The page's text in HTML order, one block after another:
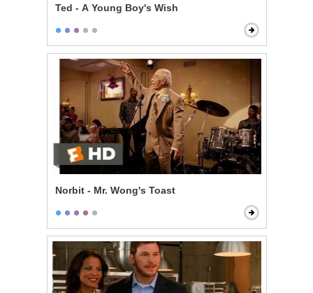
Ted - A Young Boy's Wish
Norbit - Mr. Wong's Toast